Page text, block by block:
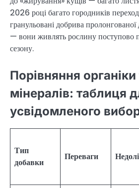
2026 році багато городників
гранульовані добрива пролонгованої
— вони живлять рослину поступово
сезону.
Порівняння органіки
мінералів: таблиця
усвідомленого
Тип
добавки
Переваги